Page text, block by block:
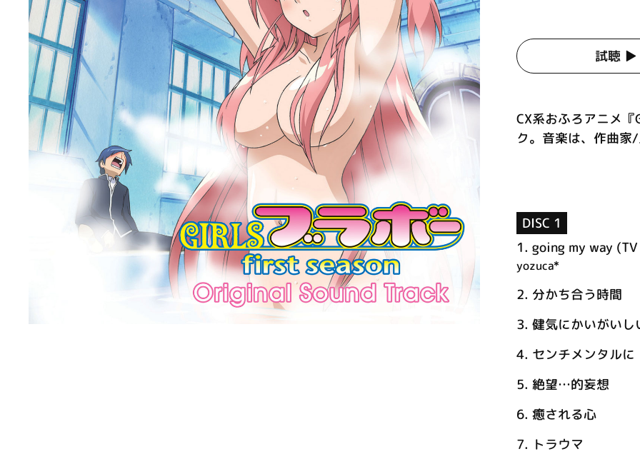
試聴 ▶︎
CX系おふろアニメ
ク。音楽は、作曲家
DISC 1
1. going my way
yozuca*
2. 分かち合う時間
3. 健気にかいがいし
4. センチメンタルに
5. 絶望…的妄想
6. 癒される心
7. トラウマ